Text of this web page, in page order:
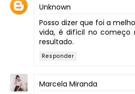
Unknown
Posso dizer que foi a
vida, é difícil no começo
resultado.
Responder
Marcela Miranda